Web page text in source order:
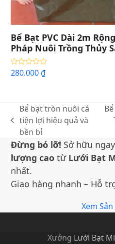
Bể Bạt PVC Dài 2m
Pháp Nuôi Trồng Thủy
Được xếp
5
280.000₫
bài
trước:
Bể bạt tròn nuôi cá
tiện lợi hiệu quả và
bền bỉ
Đừng bỏ lỡ! Sở hữu
lượng cao từ Lưới Bạt
nhất.
Giao hàng nhanh – Hỗ
Xem
Xưởng Lưới Bạt